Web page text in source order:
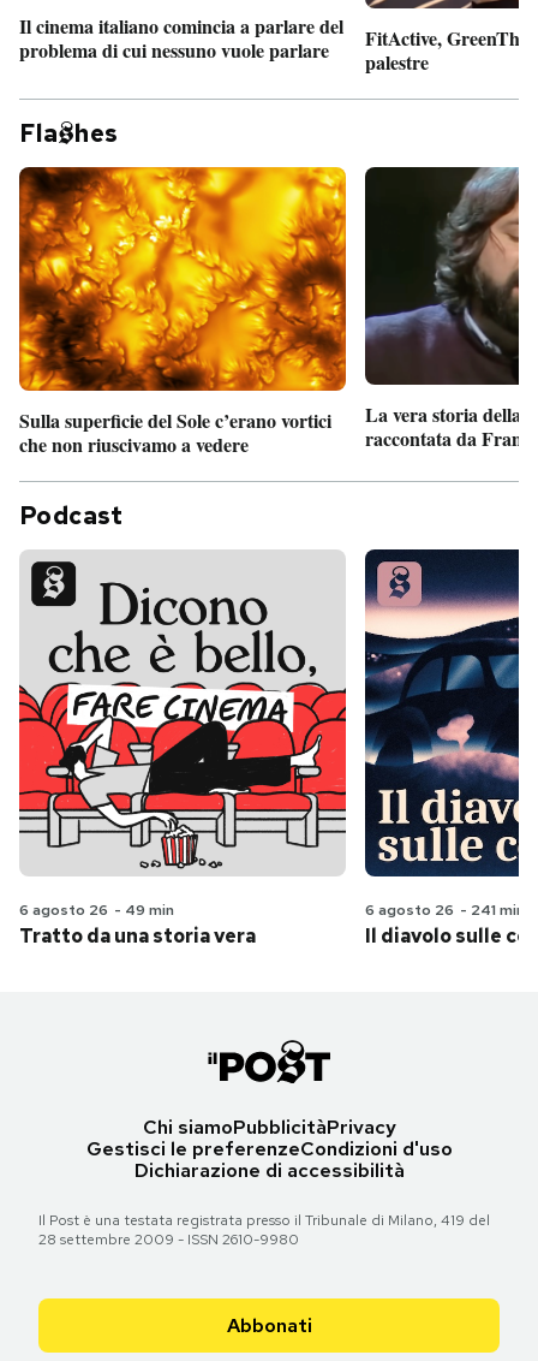
Il cinema italiano comincia a parlare del
problema di cui nessuno vuole parlare
FitActive,
palestre
Fla hes
Sulla superficie del Sole c’erano vortici
che non riuscivamo a vedere
La vera storia della
raccontata da
Podcast
6 agosto 26 - 49 min
Tratto da una storia vera
6 agosto 26 - 241 min
Il diavolo sulle
Chi siamoPubblicitàPrivacy
Gestisci le preferenzeCondizioni d'uso
Dichiarazione di accessibilità
Il Post è una testata registrata presso il Tribunale di Milano, 419 del
28 settembre 2009 - ISSN 2610-9980
Abbonati